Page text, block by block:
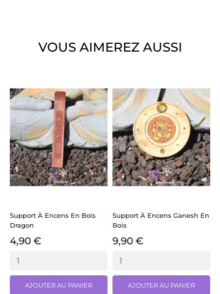
VOUS AIMEREZ AUSSI
Support À Encens En Bois
Dragon
4,90 €
AJOUTER AU PANIER
Support À Encens Ganesh En
Bois
9,90 €
AJOUTER AU PANIER